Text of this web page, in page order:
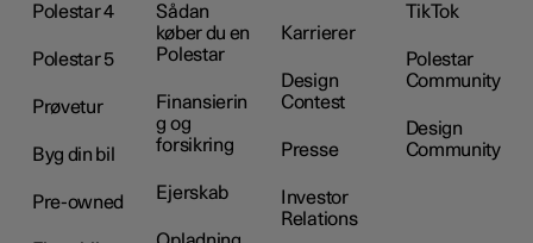
Polestar 4
Polestar 5
Prøvetur
Byg din bil
Pre-owned
Sådan
køber du en
Polestar
Finansierin
g og
forsikring
Ejerskab
Karrierer
Design
Contest
Presse
Investor
Relations
TikTok
Polestar
Community
Design
Community